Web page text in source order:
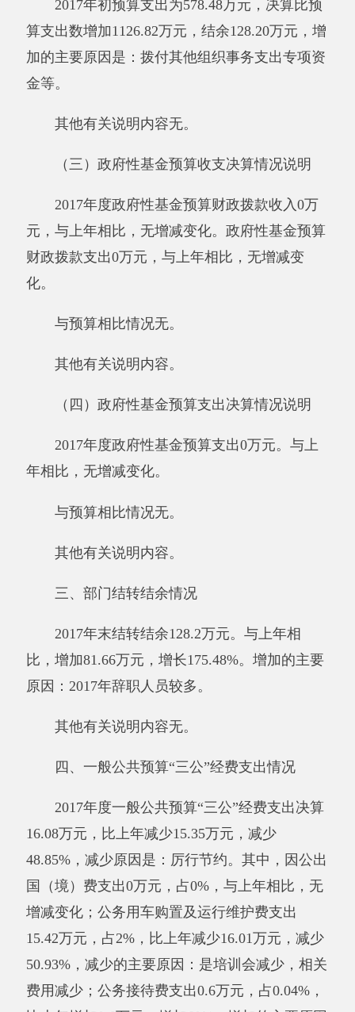
48.85%，减少原因是：厉行节约。其中，因公出
国（境）费支出0万元，占0%，与上年相比，无
增减变化；公务用车购置及运行维护费支出
15.42万元，占2%，比上年减少16.01万元，减少
费用减少；公务接待费支出0.6万元，占0.04%，
是：上级检查接待费。具体情况如下：
因公出国（境）费支出0万元。政法委单位
全年使用一般公共预算财政拨款安排的出国
（境）团组0个，累计0人次。
2017年，单位一般公共财政拨款安排的公务用车
待支出0.6万元，主要是政法工作检查等。政法
委单位国内公务接待3批次，120人次。
数与预算数一致，无增减变化。
其他有关说明内容无。
五、机关运行经费支出情况
2017年度政法委单位机关运行经费支出
795.73万元，比上年增加66.73万元，增长
府采购货物支出0万元、政府采购工程支出0万
元、政府采购服务支出0万元；实际采购0万元，
其中：政府采购货物支出0万元、政府采购工程
支出0万元、政府采购服务支出0万元。
其他有关说明内容无。
七、其他重要事项的情况